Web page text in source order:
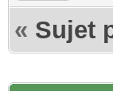
« Sujet